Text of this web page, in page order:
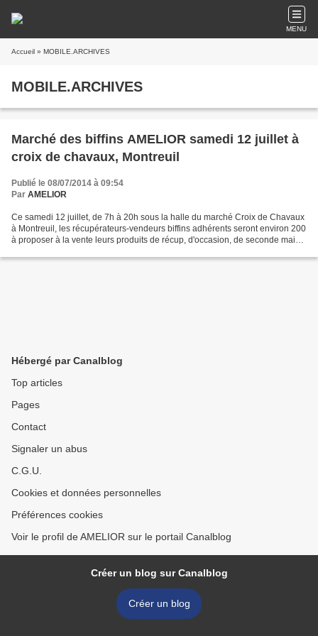
MENU
Accueil » MOBILE.ARCHIVES
MOBILE.ARCHIVES
Marché des biffins AMELIOR samedi 12 juillet à
croix de chavaux, Montreuil
Publié le 08/07/2014 à 09:54
Par AMELIOR
Ce samedi 12 juillet, de 7h à 20h sous la halle du marché Croix de Chavaux
à Montreuil, les récupérateurs-vendeurs biffins adhérents seront environ 200
à proposer à la vente leurs produits de récup, d'occasion, de seconde main,
Hébergé par Canalblog
Top articles
Pages
Contact
Signaler un abus
C.G.U.
Cookies et données personnelles
Préférences cookies
Voir le profil de AMELIOR sur le portail Canalblog
Créer un blog sur Canalblog
Créer un blog